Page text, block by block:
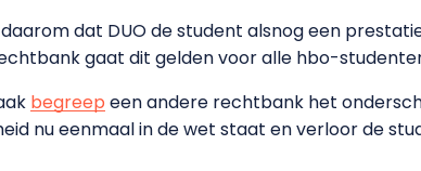
dat DUO de student alsnog een
gaat dit gelden voor alle hbo-
begreep een andere rechtbank het
nu eenmaal in de wet staat en verloor de